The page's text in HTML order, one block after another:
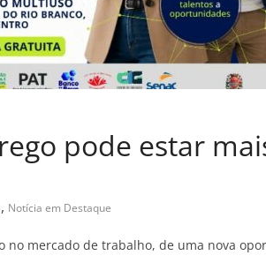
pode estar
, Notícia em Destaque
no mercado de trabalho, de uma nova